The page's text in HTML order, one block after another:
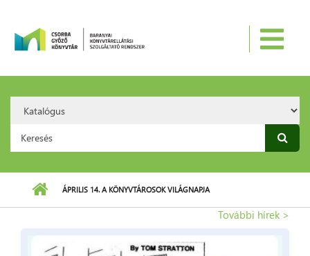
Option:
Keresés űrlap
ÁPRILIS 14. A KÖNYVTÁROSOK VILÁGNAPJA
További hírek >